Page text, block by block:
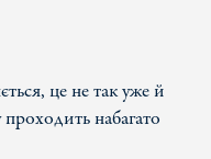
це не так уже й
набагато